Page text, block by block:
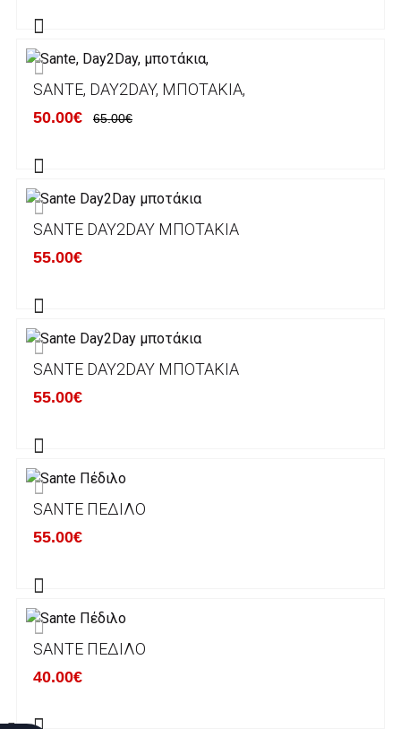
ΕΞΟΔΑ ΑΠΟΣΤΟΛΗΣ
ΕΛΛΑΔΑ
μεταφορικών 2€ για αγορές κάτω των 50€
Τα προϊόντα που παραγγέλνει ο χρήστης μέσω
του ηλεκτρονικού καταστήματος lablanca.gr
Χρόνος Διεκπεραίωσης Παραγγελιών:
ΠΟΛΙΤΙΚΗ ΕΠΙΣΤΡΟΦΩΝ
αντικατάστασή του με άλλο μέγεθος ή άλλο
προιόν.
Βασική προυπόθεση για την επιστροφή του
SANTE, DAY2DAY, ΜΠΟΤΆΚΙΑ,
50.00€ 65.00€
SANTE DAY2DAY ΜΠΟΤΆΚΙΑ
55.00€
SANTE DAY2DAY ΜΠΟΤΆΚΙΑ
55.00€
SANTE ΠΈΔΙΛΟ
55.00€
SANTE ΠΈΔΙΛΟ
40.00€